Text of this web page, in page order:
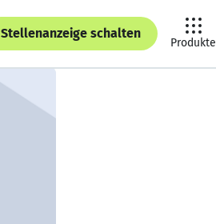
Stellenanzeige schalten
Produkte